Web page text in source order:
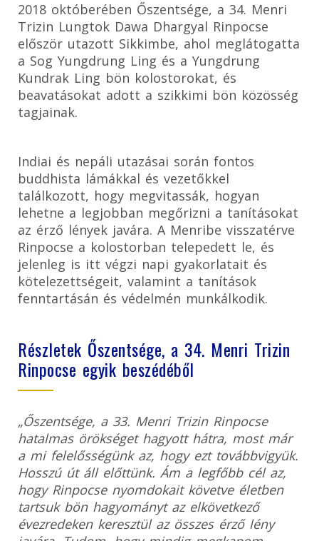
2018 októberében Őszentsége, a 34. Menri
Trizin Lungtok Dawa Dhargyal Rinpocse
először utazott Sikkimbe, ahol meglátogatta
a Sog Yungdrung Ling és a Yungdrung
Kundrak Ling bön kolostorokat, és
beavatásokat adott a szikkimi bön közösség
tagjainak.
Indiai és nepáli utazásai során fontos
buddhista lámákkal és vezetőkkel
találkozott, hogy megvitassák, hogyan
lehetne a legjobban megőrizni a tanításokat
az érző lények javára. A Menribe visszatérve
Rinpocse a kolostorban telepedett le, és
jelenleg is itt végzi napi gyakorlatait és
kötelezettségeit, valamint a tanítások
fenntartásán és védelmén munkálkodik.
Részletek Őszentsége, a 34. Menri Trizin
Rinpocse egyik beszédéből
„Őszentsége, a 33. Menri Trizin Rinpocse
hatalmas örökséget hagyott hátra, most már
a mi felelősségünk az, hogy ezt továbbvigyük.
Hosszú út áll előttünk. Ám a legfőbb cél az,
hogy Rinpocse nyomdokait követve életben
tartsuk bön hagyományt az elkövetkező
évezredeken keresztül az összes érző lény